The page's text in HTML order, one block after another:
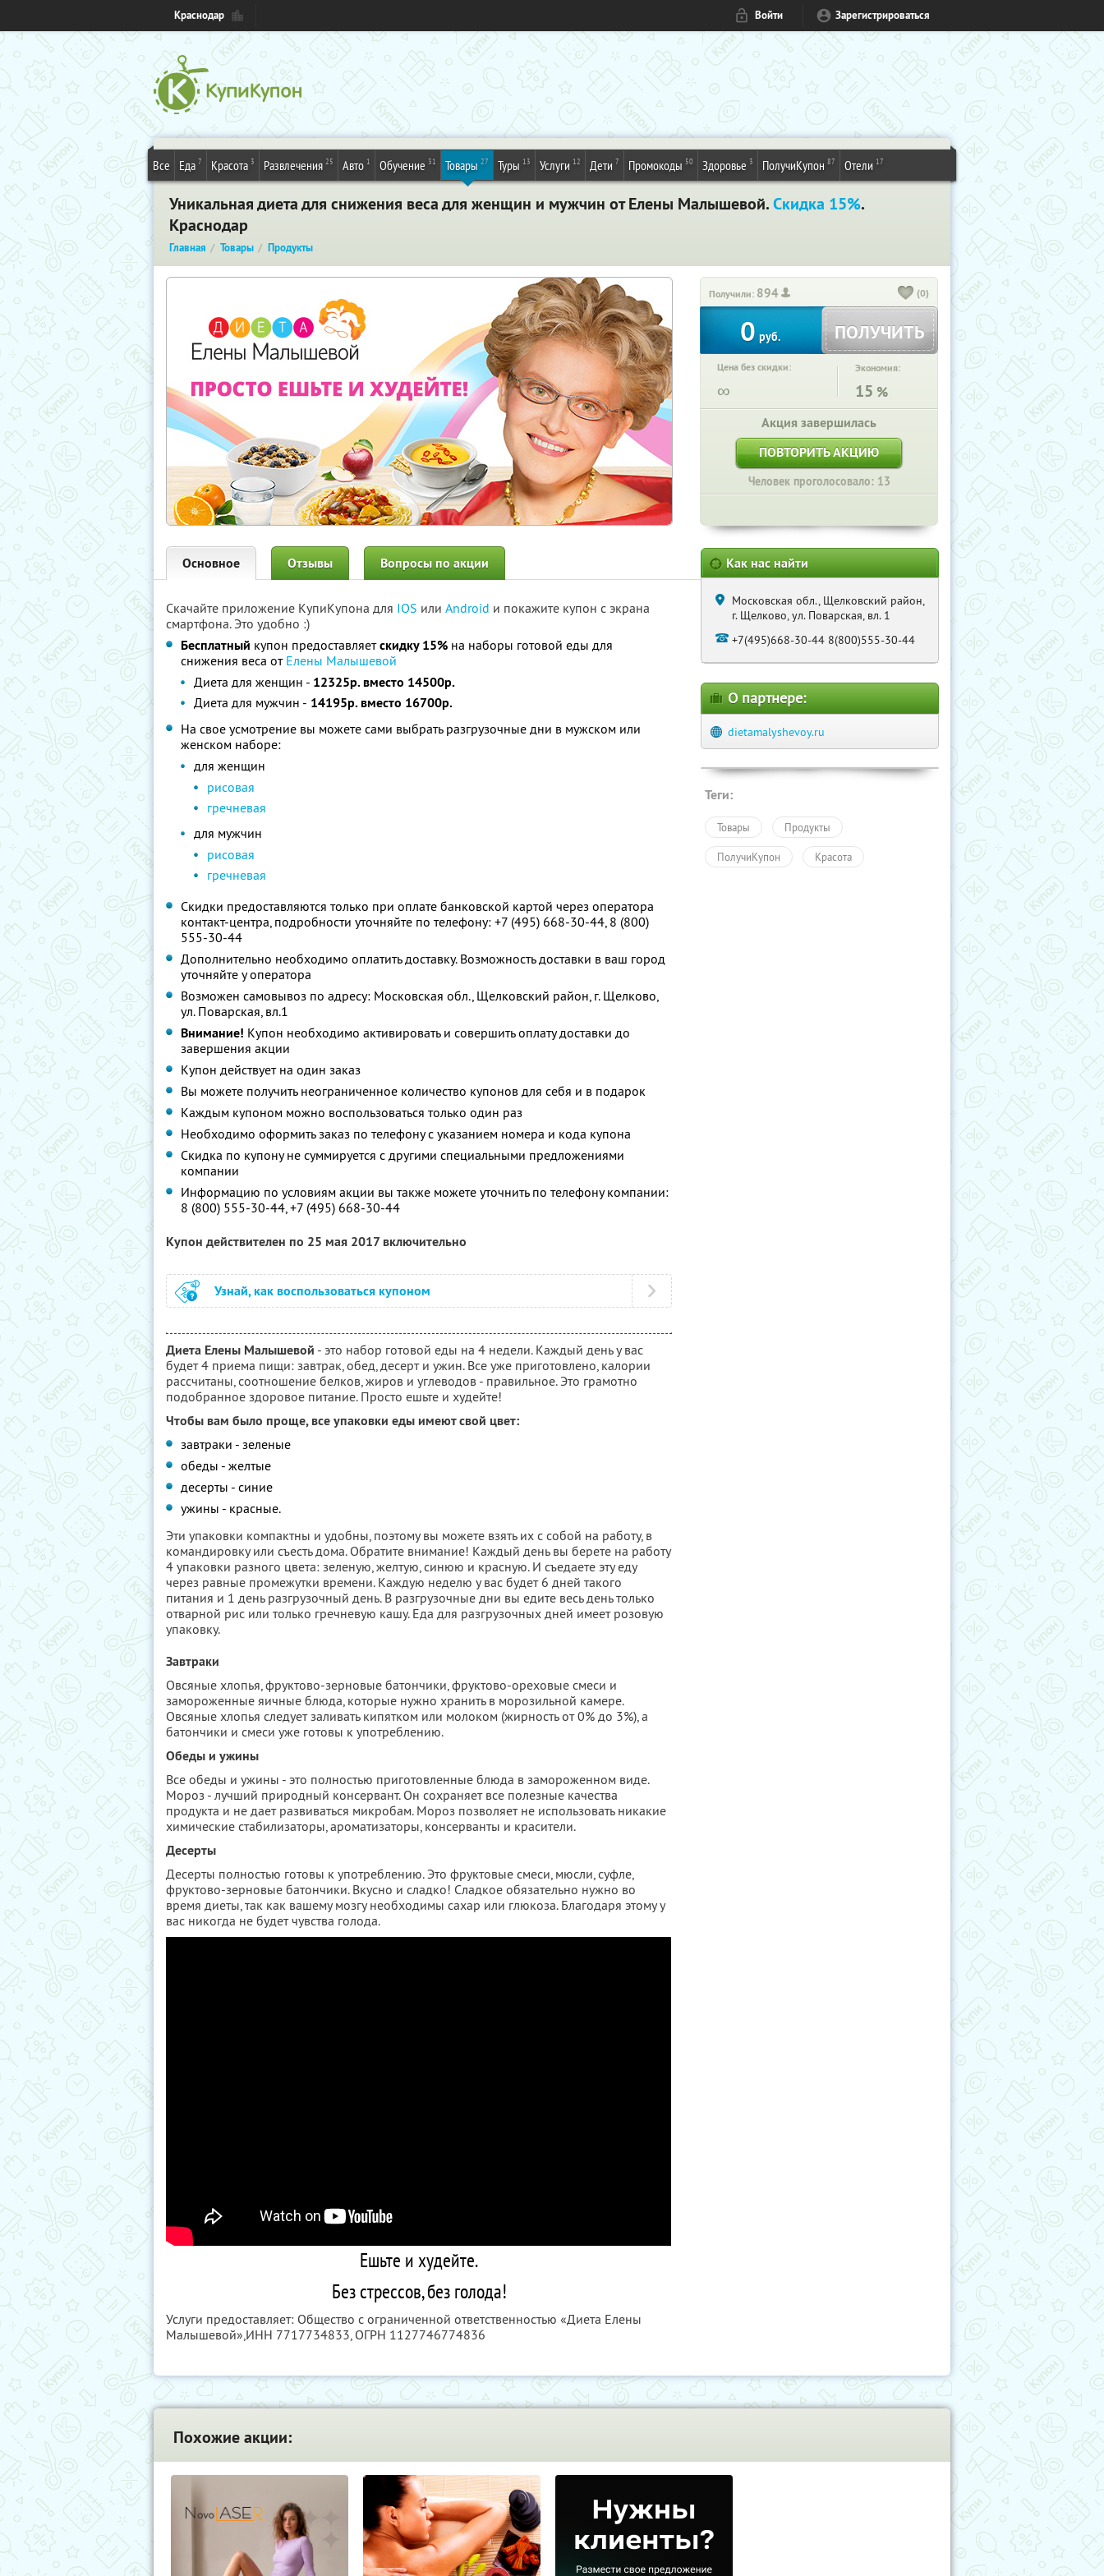
Краснодар Войти Зарегистрироваться
Все Еда 7 Красота 3 Развлечения 25 Авто 1 Обучение 31 Товары 27 Туры 13 Услуги 12 Дети 7 Промокоды 50 Здоровье 3 ПолучиКупон 87 Отели 17
Уникальная диета для снижения веса для женщин и мужчин от Елены Малышевой.Скидка 15%.
Краснодар
Главная Товары Продукты
Получили: 894 (0)
0 руб. ПОЛУЧИТЬ
Цена без скидки:
∞
Экономия:
15 %
Акция завершилась
ПОВТОРИТЬ АКЦИЮ
Человек проголосовало: 13
Основное Отзывы Вопросы по акции
Скачайте приложение КупиКупона для IOS или Android и покажите купон с экрана
смартфона. Это удобно :)
Бесплатный купон предоставляетскидку 15% на наборы готовой еды для
снижения веса от Елены Малышевой
Диета для женщин - 12325р. вместо 14500р.
Диета для мужчин - 14195р. вместо 16700р.
На свое усмотрение вы можете сами выбрать разгрузочные дни в мужском или
женском наборе:
для женщин
рисовая
гречневая
для мужчин
рисовая
гречневая
Скидки предоставляются только при оплате банковской картой через оператора
контакт-центра, подробности уточняйте по телефону: +7 (495) 668-30-44, 8 (800)
555-30-44
Дополнительно необходимо оплатить доставку. Возможность доставки в ваш город
уточняйте у оператора
Возможен самовывоз по адресу: Московская обл., Щелковский район, г. Щелково,
ул. Поварская, вл.1
Внимание! Купон необходимо активировать и совершить оплату доставки до
завершения акции
Купон действует на один заказ
Вы можете получить неограниченное количество купонов для себя и в подарок
Каждым купоном можно воспользоваться только один раз
Необходимо оформить заказ по телефону с указанием номера и кода купона
Скидка по купону не суммируется с другими специальными предложениями
компании
Информацию по условиям акции вы также можете уточнить по телефону компании:
8 (800) 555-30-44, +7 (495) 668-30-44
Купон действителен по 25 мая 2017 включительно
Узнай, как воспользоваться купоном
Диета Елены Малышевой - это набор готовой еды на 4 недели. Каждый день у вас
будет 4 приема пищи: завтрак, обед, десерт и ужин. Все уже приготовлено, калории
рассчитаны, соотношение белков, жиров и углеводов - правильное. Это грамотно
подобранное здоровое питание. Просто ешьте и худейте!
Чтобы вам было проще, все упаковки еды имеют свой цвет:
завтраки - зеленые
обеды - желтые
десерты - синие
ужины - красные.
Эти упаковки компактны и удобны, поэтому вы можете взять их с собой на работу, в
командировку или съесть дома. Обратите внимание! Каждый день вы берете на работу
4 упаковки разного цвета: зеленую, желтую, синюю и красную. И съедаете эту еду
через равные промежутки времени. Каждую неделю у вас будет 6 дней такого
питания и 1 день разгрузочный день. В разгрузочные дни вы едите весь день только
отварной рис или только гречневую кашу. Еда для разгрузочных дней имеет розовую
упаковку.
Завтраки
Овсяные хлопья, фруктово-зерновые батончики, фруктово-ореховые смеси и
замороженные яичные блюда, которые нужно хранить в морозильной камере.
Овсяные хлопья следует заливать кипятком или молоком (жирность от 0% до 3%), а
батончики и смеси уже готовы к употреблению.
Обеды и ужины
Все обеды и ужины - это полностью приготовленные блюда в замороженном виде.
Мороз - лучший природный консервант. Он сохраняет все полезные качества
продукта и не дает развиваться микробам. Мороз позволяет не использовать никакие
химические стабилизаторы, ароматизаторы, консерванты и красители.
Десерты
Десерты полностью готовы к употреблению. Это фруктовые смеси, мюсли, суфле,
фруктово-зерновые батончики. Вкусно и сладко! Сладкое обязательно нужно во
время диеты, так как вашему мозгу необходимы сахар или глюкоза. Благодаря этому у
вас никогда не будет чувства голода.
Ешьте и худейте.
Без стрессов, без голода!
Услуги предоставляет: Общество с ограниченной ответственностью «Диета Елены
Малышевой»,ИНН 7717734833, ОГРН 1127746774836
Как нас найти
Московская обл., Щелковский район,
г. Щелково, ул. Поварская, вл. 1
+7(495)668-30-44 8(800)555-30-44
О партнере:
dietamalyshevoy.ru
Теги:
Товары Продукты
ПолучиКупон Красота
Похожие акции: